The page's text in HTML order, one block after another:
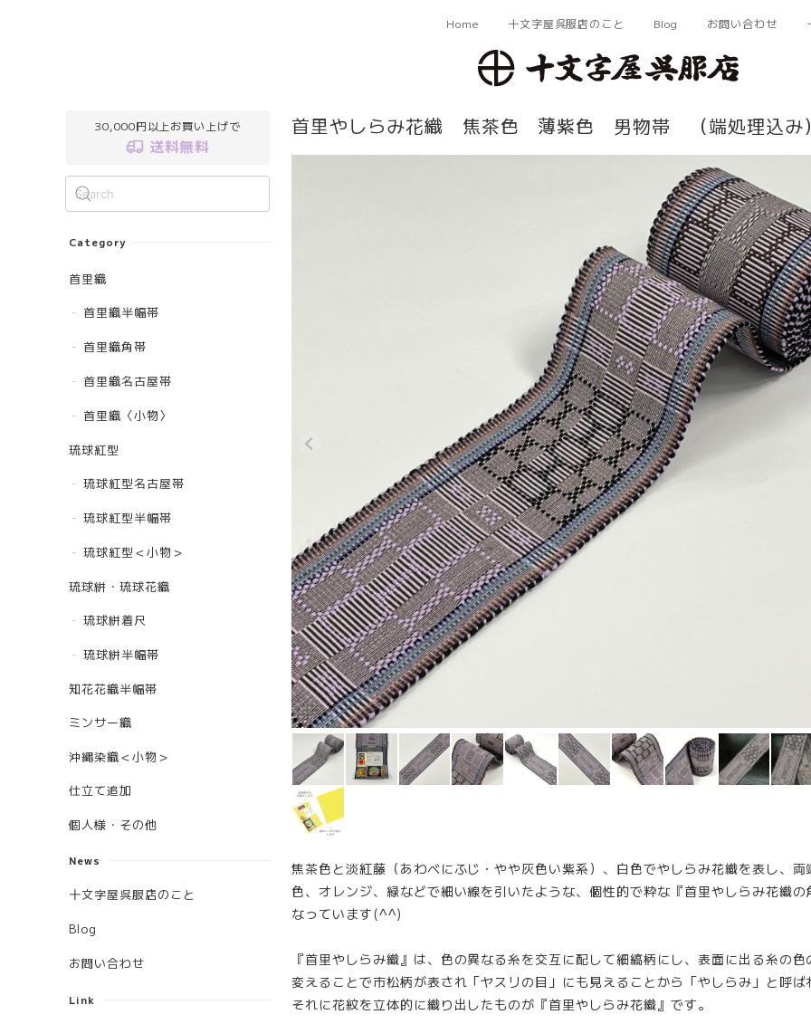
Home 十文字屋呉服店のこと Blog お問い合わせ
30,000円以上お買い上げで
送料無料
Category
首里織
首里織半幅帯
首里織角帯
首里織名古屋帯
首里織〈小物〉
琉球紅型
琉球紅型名古屋帯
琉球紅型半幅帯
琉球紅型＜小物＞
琉球絣・琉球花織
琉球絣着尺
琉球絣半幅帯
知花花織半幅帯
ミンサー織
沖縄染織＜小物＞
仕立て追加
個人様・その他
News
十文字屋呉服店のこと
Blog
お問い合わせ
Link
首里やしらみ花織 焦茶色 薄紫色 男物帯 （端処理込み
焦茶色と淡紅藤（あわべにふじ・やや灰色い紫系）、白色でやしらみ花織を表し、両
色、オレンジ、緑などで細い線を引いたような、個性的で粋な『首里やしらみ花織の
なっています(^^)
『首里やしらみ織』は、色の異なる糸を交互に配して細縞柄にし、表面に出る糸の色
変えることで市松柄が表され「ヤスリの目」にも見えることから「やしらみ」と呼ば
それに花紋を立体的に織り出したものが『首里やしらみ花織』です。